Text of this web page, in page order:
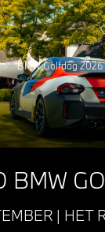
BMW Golfdag 2026
BMW
| HET